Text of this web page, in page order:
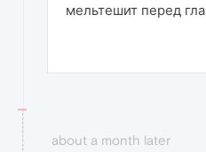
мельтешит перед
about a month later